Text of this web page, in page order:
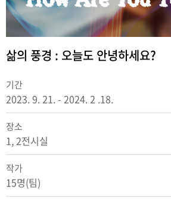
삶의 풍경 : 오늘도 안녕하세요?
기간
2023. 9. 21. - 2024. 2 .18.
장소
1, 2전시실
작가
15명(팀)